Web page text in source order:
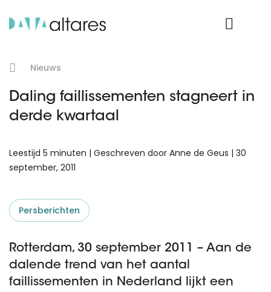
Nieuws
Daling faillissementen stagneert in
derde kwartaal
Leestijd 5 minuten | Geschreven door Anne de Geus | 30
september, 2011
Persberichten
Rotterdam, 30 september 2011 – Aan de
dalende trend van het aantal
faillissementen in Nederland lijkt een